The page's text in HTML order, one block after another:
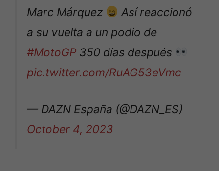
Marc Márquez
Así reaccionó
a su vuelta a un podio de
#MotoGP 350 días después
pic.twitter.com/RuAG53eVmc
— DAZN España (@DAZN_ES)
October 4, 2023